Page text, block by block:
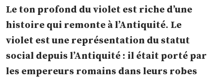
Le ton profond du violet est riche d’une
histoire qui remonte à l’Antiquité. Le
violet est une représentation du statut
social depuis l’Antiquité : il était porté par
les empereurs romains dans leurs robes